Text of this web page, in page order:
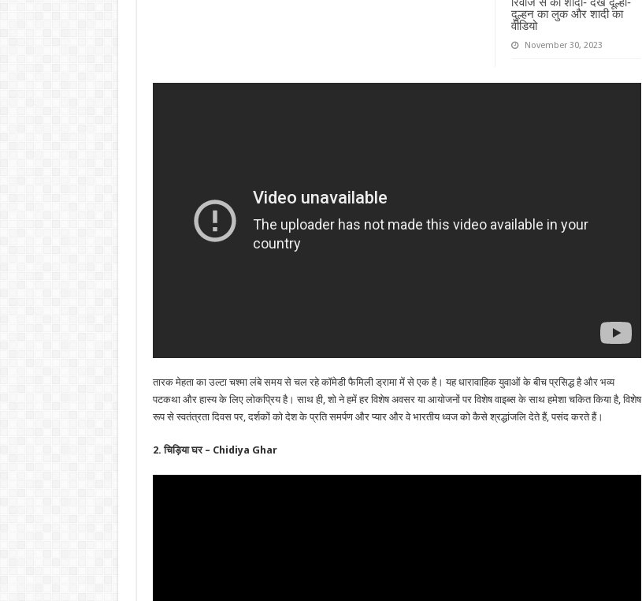
दुल्हन का लुक और शादी का
वीडियो
November 30, 2023
तारक मेहता का उल्टा चश्मा लंबे समय से चल रहे कॉमेडी फैमिली ड्रामा में से एक है। यह धारावाहिक युवाओं के बीच प्रसिद्ध है और भव्य
पटकथा और हास्य के लिए लोकप्रिय है। साथ ही, शो ने हमें हर विशेष अवसर या आयोजनों पर विशेष वाइब्स के साथ हमेशा चकित किया है, विशेष
रूप से स्वतंत्रता दिवस पर, दर्शकों को देश के प्रति समर्पण और प्यार और वे भारतीय ध्वज को कैसे श्रद्धांजलि देते हैं, पसंद करते हैं।
2. चिड़िया घर – Chidiya Ghar